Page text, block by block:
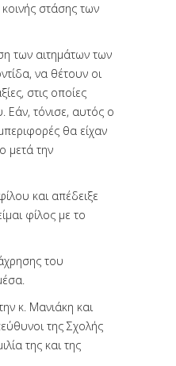
στάσης των
των αιτημάτων των
να θέτουν οι
στις οποίες
τόνισε, αυτός ο
θα είχαν
μετά την
και απέδειξε
φίλος με το
του
κ. Μανιάκη και
της Σχολής
της και της